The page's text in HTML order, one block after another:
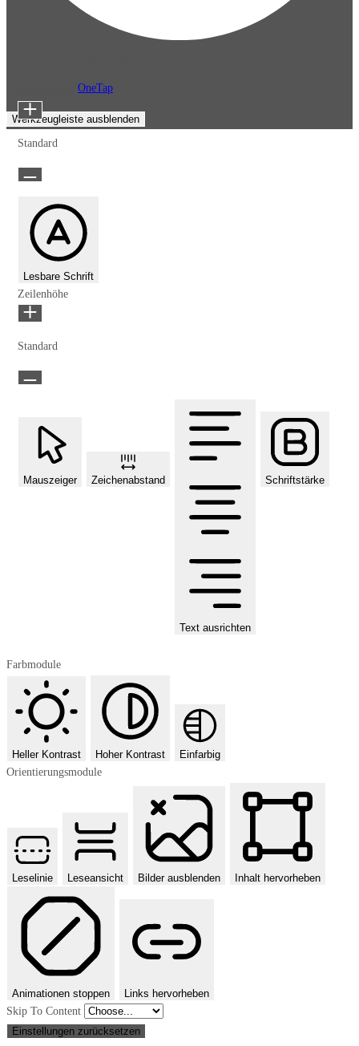
OneTap
Werkzeugleiste ausblenden
Standard
Lesbare Schrift
Zeilenhöhe
Standard
Mauszeiger Zeichenabstand
Text ausrichten
Schriftstärke
Farbmodule
Heller Kontrast Hoher Kontrast
Einfarbig
Orientierungsmodule
Leselinie Leseansicht Bilder ausblenden Inhalt hervorheben
Animationen stoppen
Links hervorheben
Skip To Content
Einstellungen zurücksetzen